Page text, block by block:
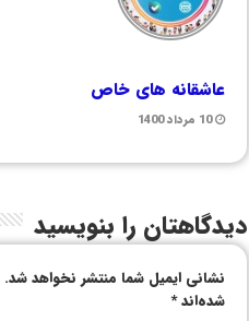
عاشقانه های خاص
10 مرداد 1400
دیدگاهتان را بنویسید
نشانی ایمیل شما منتشر نخواهد شد.
شده‌اند*